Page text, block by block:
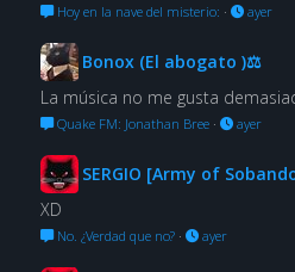
Hoy en la nave del misterio: · ayer
Bonox (El abogato )⚖
La música no me gusta
Quake FM: Jonathan Bree· ayer
SERGIO [Army of
XD
No. ¿Verdad que no?· ayer